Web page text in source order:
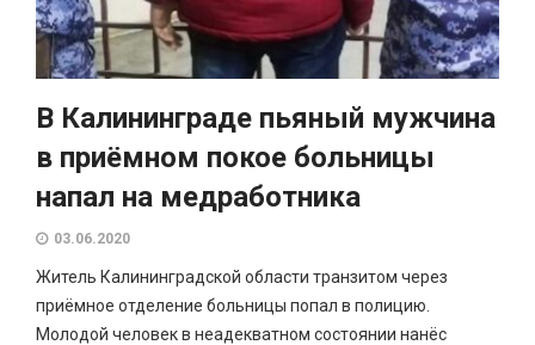
В Калининграде пьяный мужчина
в приёмном покое больницы
напал на медработника
03.06.2020
Житель Калининградской области транзитом через
приёмное отделение больницы попал в полицию.
Молодой человек в неадекватном состоянии нанёс